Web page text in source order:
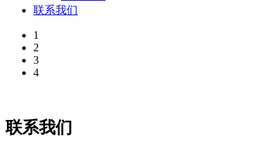
联系我们
1
2
3
4
联系我们